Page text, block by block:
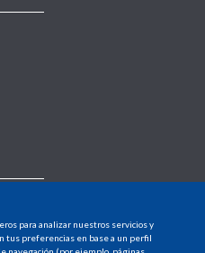
para analizar nuestros servicios y
tus preferencias en base a un perfil